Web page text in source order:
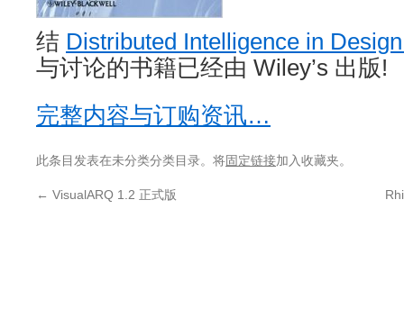
结 Distributed Intelligence in
与讨论的书籍已经由 Wiley’s 出版!
完整内容与订购资讯…
此条目发表在未分类分类目录。将固定链接加入收藏夹。
← VisualARQ 1.2 正式版